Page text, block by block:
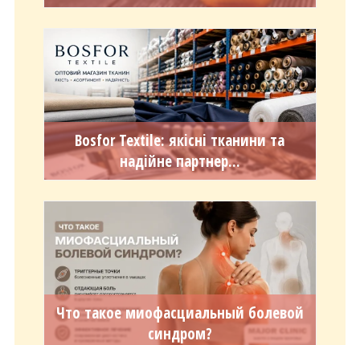
Bosfor Textile: якісні тканини та
надійне партнер...
Что такое миофасциальный болевой
синдром?